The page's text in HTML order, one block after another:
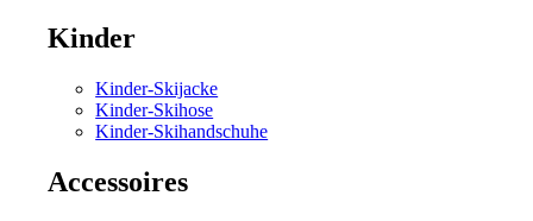
Kinder
Kinder-Skijacke
Kinder-Skihose
Kinder-Skihandschuhe
Accessoires